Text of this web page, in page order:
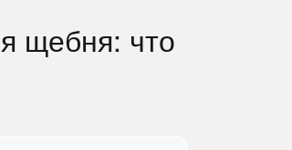
щебня: что